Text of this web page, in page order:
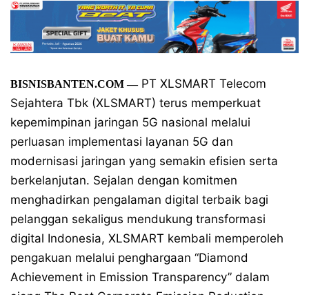
BISNISBANTEN.COM —PT XLSMART Telecom
Sejahtera Tbk (XLSMART) terus memperkuat
kepemimpinan jaringan 5G nasional melalui
perluasan implementasi layanan 5G dan
modernisasi jaringan yang semakin efisien serta
berkelanjutan. Sejalan dengan komitmen
menghadirkan pengalaman digital terbaik bagi
pelanggan sekaligus mendukung transformasi
digital Indonesia, XLSMART kembali memperoleh
pengakuan melalui penghargaan “Diamond
Achievement in Emission Transparency” dalam